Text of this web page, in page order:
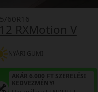
RXMotion V
60R16
NYÁRI GUMI
AKÁR 6.000 FT SZERELÉSI
KEDVEZMÉNY!